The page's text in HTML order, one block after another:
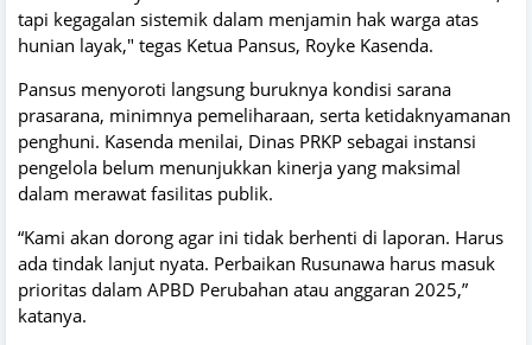
tapi kegagalan sistemik dalam menjamin hak warga atas
hunian layak," tegas Ketua Pansus, Royke Kasenda.
Pansus menyoroti langsung buruknya kondisi sarana
prasarana, minimnya pemeliharaan, serta ketidaknyamanan
penghuni. Kasenda menilai, Dinas PRKP sebagai instansi
pengelola belum menunjukkan kinerja yang maksimal
dalam merawat fasilitas publik.
“Kami akan dorong agar ini tidak berhenti di laporan. Harus
ada tindak lanjut nyata. Perbaikan Rusunawa harus masuk
prioritas dalam APBD Perubahan atau anggaran 2025,”
katanya.